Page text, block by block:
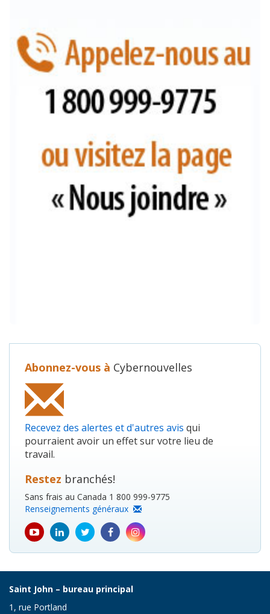
Abonnez-vous à Cybernouvelles
Recevez des alertes et d'autres avis qui
pourraient avoir un effet sur votre lieu de
travail.
Restez branchés!
Sans frais au Canada 1 800 999-9775
Renseignements généraux
youtube
icon
Linkedin
icon
Twitter
icon
Facebook
icon
Instagram
icon
Saint John – bureau principal
1, rue Portland